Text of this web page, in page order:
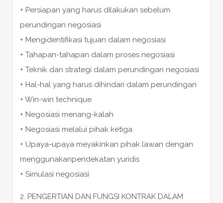
+ Persiapan yang harus dilakukan sebelum
perundingan negosiasi
+ Mengidentifikasi tujuan dalam negosiasi
+ Tahapan-tahapan dalam proses negosiasi
+ Teknik dan strategi dalam perundingan negosiasi
+ Hal-hal yang harus dihindari dalam perundingan
+ Win-win technique
+ Negosiasi menang-kalah
+ Negosiasi melalui pihak ketiga
+ Upaya-upaya meyakinkan pihak lawan dengan
menggunakanpendekatan yuridis
+ Simulasi negosiasi
2. PENGERTIAN DAN FUNGSI KONTRAK DALAM